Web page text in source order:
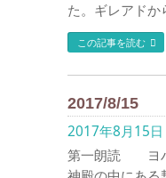
た。ギレアド
この記事を読む
2017/8/15
2017年8月15日
第一朗読 ヨハ